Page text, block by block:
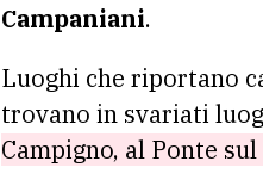
Campaniani.
Luoghi che riportano
trovano in svariati
Campigno, al Ponte